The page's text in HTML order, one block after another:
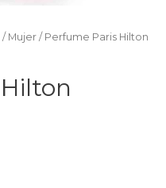
/ Mujer / Perfume Paris Hilton